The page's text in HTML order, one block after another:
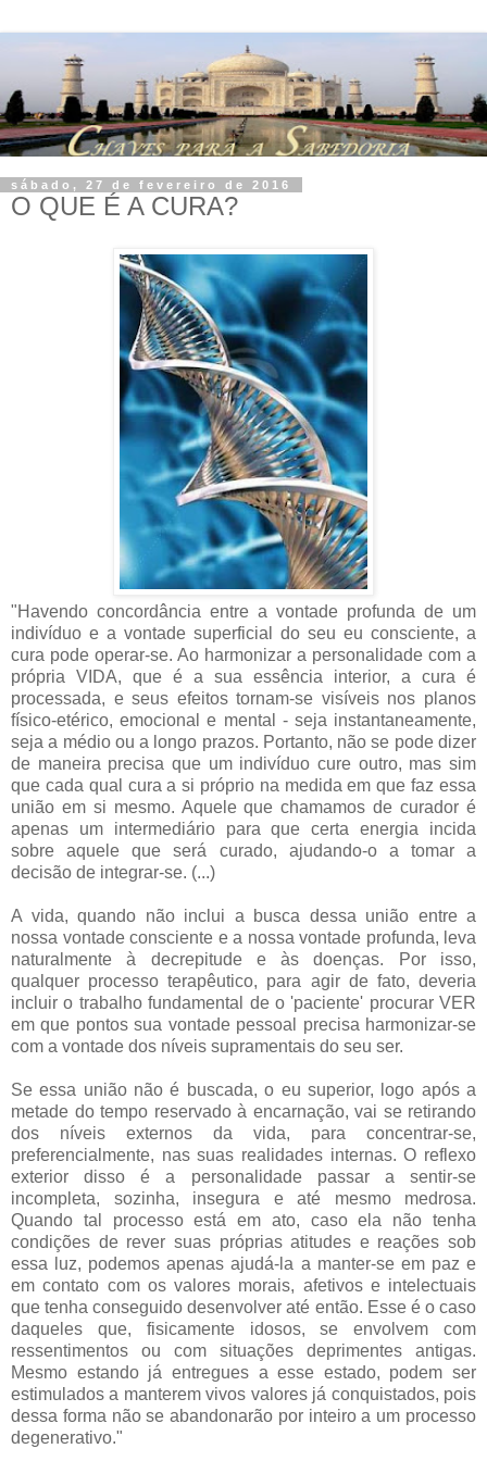
sábado, 27 de fevereiro de 2016
O QUE É A CURA?
"Havendo concordância entre a vontade profunda de um
indivíduo e a vontade superficial do seu eu consciente, a
cura pode operar-se. Ao harmonizar a personalidade com a
própria VIDA, que é a sua essência interior, a cura é
processada, e seus efeitos tornam-se visíveis nos planos
físico-etérico, emocional e mental - seja instantaneamente,
seja a médio ou a longo prazos. Portanto, não se pode dizer
de maneira precisa que um indivíduo cure outro, mas sim
que cada qual cura a si próprio na medida em que faz essa
união em si mesmo. Aquele que chamamos de curador é
apenas um intermediário para que certa energia incida
sobre aquele que será curado, ajudando-o a tomar a
decisão de integrar-se. (...)
A vida, quando não inclui a busca dessa união entre a
nossa vontade consciente e a nossa vontade profunda, leva
naturalmente à decrepitude e às doenças. Por isso,
qualquer processo terapêutico, para agir de fato, deveria
incluir o trabalho fundamental de o 'paciente' procurar VER
em que pontos sua vontade pessoal precisa harmonizar-se
com a vontade dos níveis supramentais do seu ser.
Se essa união não é buscada, o eu superior, logo após a
metade do tempo reservado à encarnação, vai se retirando
dos níveis externos da vida, para concentrar-se,
preferencialmente, nas suas realidades internas. O reflexo
exterior disso é a personalidade passar a sentir-se
incompleta, sozinha, insegura e até mesmo medrosa.
Quando tal processo está em ato, caso ela não tenha
condições de rever suas próprias atitudes e reações sob
essa luz, podemos apenas ajudá-la a manter-se em paz e
em contato com os valores morais, afetivos e intelectuais
que tenha conseguido desenvolver até então. Esse é o caso
daqueles que, fisicamente idosos, se envolvem com
ressentimentos ou com situações deprimentes antigas.
Mesmo estando já entregues a esse estado, podem ser
estimulados a manterem vivos valores já conquistados, pois
dessa forma não se abandonarão por inteiro a um processo
degenerativo."